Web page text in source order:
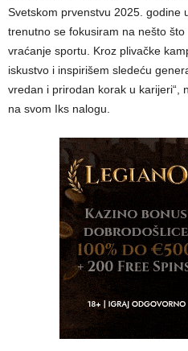
Svetskom prvenstvu 2025. godine
trenutno se fokusiram na nešto
vraćanje sportu. Kroz plivačke
iskustvo i inspirišem sledeću
vredan i prirodan korak u karijeri“,
na svom Iks nalogu.